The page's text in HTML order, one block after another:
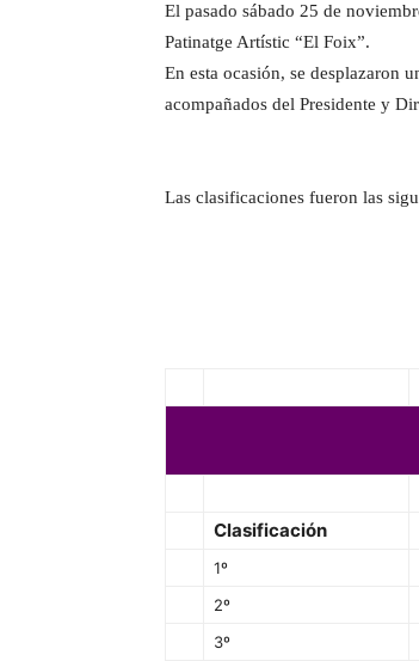
El pasado sábado 25 de
Patinatge Artístic “El Foix”.
En esta ocasión, se desplazaron
acompañados del Presidente y
Las clasificaciones fueron las
Clasificación
1º
2º
3º